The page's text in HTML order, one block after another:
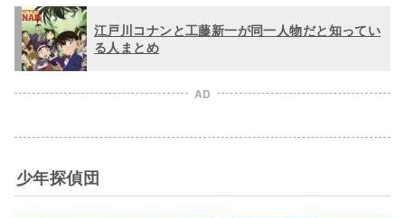
江戸川コナンと工藤新一が同一人物だと知ってい
る人まとめ
AD
少年探偵団